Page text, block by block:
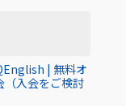
| 無料オ
（入会をご検討